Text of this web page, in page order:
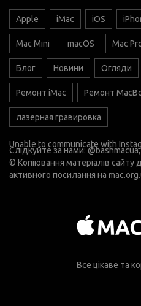
Apple iMac iOS
Mac Mini macOS Mac
Блог Новини Огляди
Ремонт iMac Ремонт
лазерная гравировка
Unable to communicate with
Слідкуйте за нами:@bashmacua
© Копіювання матеріалів
активного посилання на
Все цікаве та